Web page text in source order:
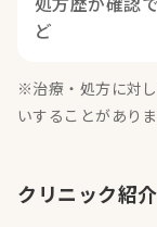
ど
※治療・処方に対
いすることがありま
クリニック紹介